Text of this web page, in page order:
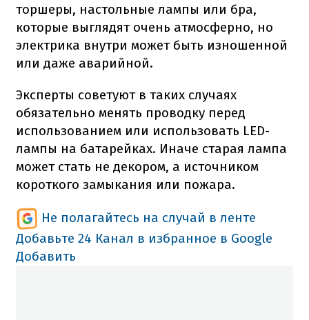
торшеры, настольные лампы или бра,
которые выглядят очень атмосферно, но
электрика внутри может быть изношенной
или даже аварийной.
Эксперты советуют в таких случаях
обязательно менять проводку перед
использованием или использовать LED-
лампы на батарейках. Иначе старая лампа
может стать не декором, а источником
короткого замыкания или пожара.
Не полагайтесь на случай в ленте
Добавьте 24 Канал в избранное в Google
Добавить